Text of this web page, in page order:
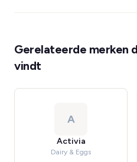
Gerelateerde merken
vindt
A
Activia
Dairy & Eggs